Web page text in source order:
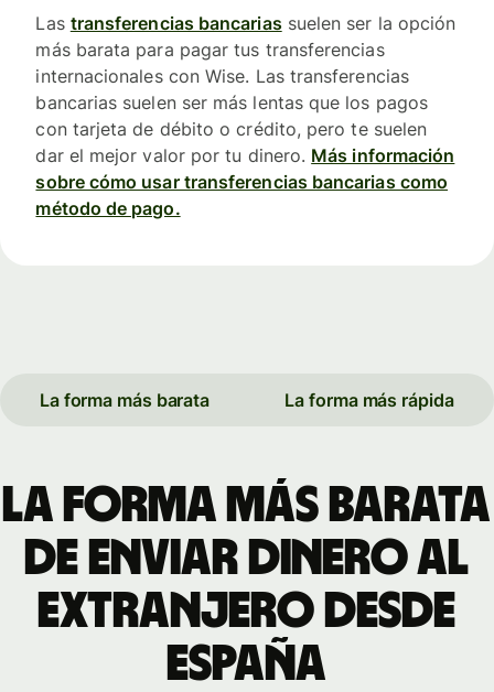
Las transferencias bancariassuelen ser la opción
más barata para pagar tus transferencias
internacionales con Wise. Las transferencias
bancarias suelen ser más lentas que los pagos
con tarjeta de débito o crédito, pero te suelen
dar el mejor valor por tu dinero. Más información
sobre cómo usar transferencias bancarias como
método de pago.
La forma más barata La forma más rápida
La forma más barata
de enviar dinero al
extranjero desde
España